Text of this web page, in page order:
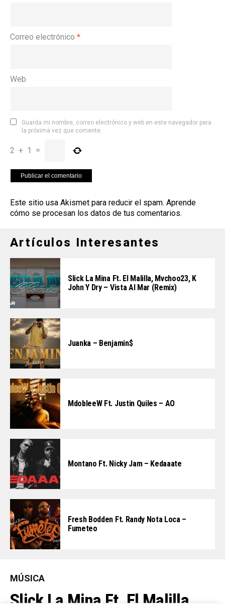
Correo electrónico *
Web
Guarda mi nombre, correo electrónico y web en este navegador para
la próxima vez que comente.
2 + 1 =
Este sitio usa Akismet para reducir el spam. Aprende
cómo se procesan los datos de tus comentarios.
Artículos Interesantes
Slick La Mina Ft. El Malilla, Mvchoo23, K
John Y Dry – Vista Al Mar (Remix)
Juanka – Benjamin$
MdobleeW Ft. Justin Quiles – AO
Montano Ft. Nicky Jam – Kedaaate
Fresh Bodden Ft. Randy Nota Loca –
Fumeteo
MÚSICA